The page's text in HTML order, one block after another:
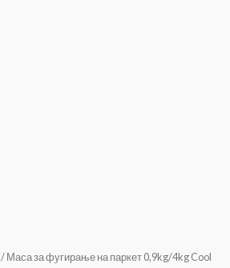
/ Маса за фугирање на паркет 0,9kg/4kg Cool